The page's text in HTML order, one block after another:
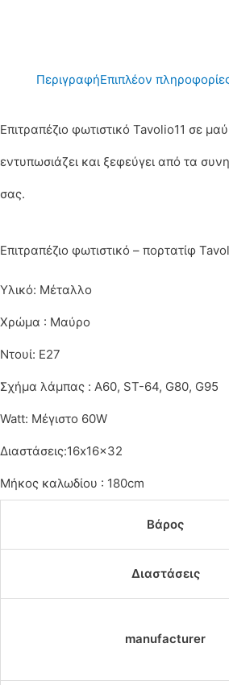
ΠεριγραφήΕπιπλέον
Επιτραπέζιο φωτιστικό Tavolio11 σε
εντυπωσιάζει και ξεφεύγει από τα
σας.
Επιτραπέζιο φωτιστικό – πορτατίφ
Υλικό: Μέταλλο
Χρώμα : Μαύρο
Ντουί: Ε27
Σχήμα λάμπας : A60, ST-64, G80, G95
Watt: Μέγιστο 60W
Διαστάσεις:16x16x32
Μήκος καλωδίου : 180cm
Βάρος
Διαστάσεις
manufacturer